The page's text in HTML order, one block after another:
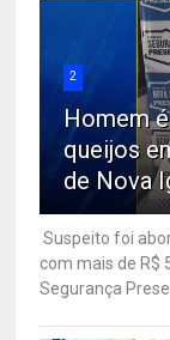
2
Homem
queijos
de Nova
Suspeito foi
com mais de R$
Segurança